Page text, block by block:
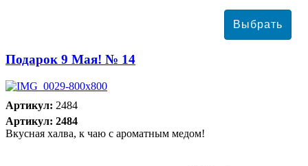
Подарок 9 Мая! № 14
Артикул: 2484
Артикул: 2484
Вкусная халва, к чаю с ароматным медом!